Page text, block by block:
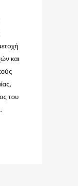
και
του